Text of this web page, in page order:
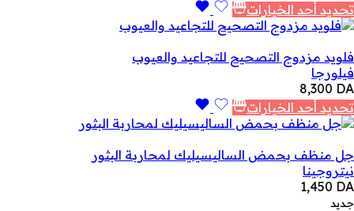
تحديد أحد الخيارات
فلويد مزدوج التصحيح للتجاعيد والعيوب
فيلورجا
8,300 DA
تحديد أحد الخيارات
جل منظف بحمض الساليسيليك لمحاربة البثور
نيتروجينا
1,450 DA
جديد